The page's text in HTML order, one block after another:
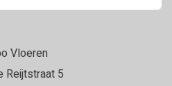
Vloeren
Reijtstraat 5